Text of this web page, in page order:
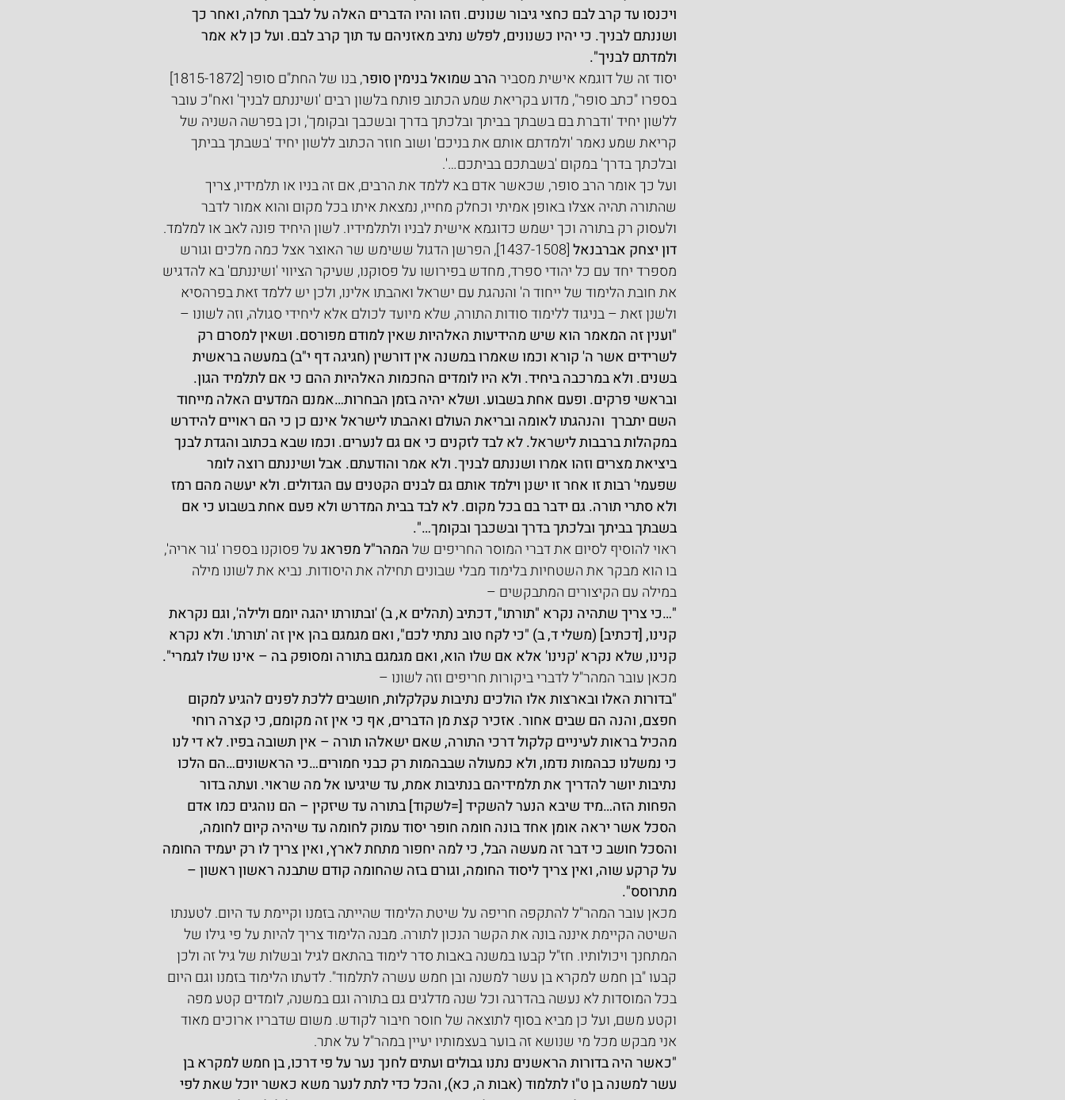
ויכנסו עד קרב לבם כחצי גיבור שנונים. וזהו והיו הדברים האלה על לבבך תחלה, ואחר כך
ושננתם לבניך. כי יהיו כשנונים, לפלש נתיב מאזניהם עד תוך קרב לבם. ועל כן לא אמר
ולמדתם לבניך".
יסוד זה של דוגמא אישית מסביר הרב שמואל בנימין סופר
, בנו של החת"ם סופר [1815-1872]
בספרו "כתב סופר", מדוע בקריאת שמע הכתוב פותח בלשון רבים 'ושיננתם לבניך' ואח"כ עובר
ללשון יחיד 'ודברת בם בשבתך בביתך ובלכתך בדרך ובשכבך ובקומך', וכן בפרשה השניה של
קריאת שמע נאמר 'ולמדתם אותם את בניכם' ושוב חוזר הכתוב ללשון יחיד 'בשבתך בביתך
ובלכתך בדרך' במקום 'בשבתכם בביתכם…'.
ועל כך אומר הרב סופר, שכאשר אדם בא ללמד את הרבים, אם זה בניו או תלמידיו, צריך
שהתורה תהיה אצלו באופן אמיתי וכחלק מחייו, נמצאת איתו בכל מקום והוא אמור לדבר
ולעסוק רק בתורה וכך ישמש כדוגמא אישית לבניו ולתלמידיו. לשון היחיד פונה לאב או למלמד.
דון יצחק אברבנאל
[1437-1508], הפרשן הדגול ששימש שר האוצר אצל כמה מלכים וגורש
מספרד יחד עם כל יהודי ספרד, מחדש בפירושו על פסוקנו, שעיקר הציווי 'ושיננתם' בא להדגיש
את חובת הלימוד של ייחוד ה' והנהגת עם ישראל ואהבתו אלינו, ולכן יש ללמד זאת בפרהסיא
ולשנן זאת – בניגוד ללימוד סודות התורה, שלא מיועד לכולם אלא ליחידי סגולה, וזה לשונו –
"וענין זה המאמר הוא שיש מהידיעות האלהיות שאין למודם מפורסם. ושאין למסרם רק
לשרידים אשר ה' קורא וכמו שאמרו במשנה אין דורשין (חגיגה דף י"ב) במעשה בראשית
בשנים. ולא במרכבה ביחיד. ולא היו לומדים החכמות האלהיות ההם כי אם לתלמיד הגון.
ובראשי פרקים. ופעם אחת בשבוע. ושלא יהיה בזמן הבחרות…אמנם המדעים האלה מייחוד
השם יתברך  והנהגתו לאומה ובריאת העולם ואהבתו לישראל אינם כן כי הם ראויים להידרש
במקהלות ברבבות לישראל. לא לבד לזקנים כי אם גם לנערים. וכמו שבא בכתוב והגדת לבנך
ביציאת מצרים וזהו אמרו ושננתם לבניך. ולא אמר והודעתם. אבל ושיננתם רוצה לומר
שפעמי' רבות זו אחר זו ישנן וילמד אותם גם לבנים הקטנים עם הגדולים. ולא יעשה מהם רמז
ולא סתרי תורה. גם ידבר בם בכל מקום. לא לבד בבית המדרש ולא פעם אחת בשבוע כי אם
בשבתך בביתך ובלכתך בדרך ובשכבך ובקומך…".
ראוי להוסיף לסיום את דברי המוסר החריפים של המהר"ל מפראג על פסוקנו בספרו 'גור אריה',
בו הוא מבקר את השטחיות בלימוד מבלי שבונים תחילה את היסודות. נביא את לשונו מילה
במילה עם הקיצורים המתבקשים –
"…כי צריך שתהיה נקרא "תורתו", דכתיב (תהלים א, ב) 'ובתורתו יהגה יומם ולילה', וגם נקראת
קנינו, [דכתיב] (משלי ד, ב) "כי לקח טוב נתתי לכם", ואם מגמגם בהן אין זה 'תורתו'. ולא נקרא
קנינו, שלא נקרא 'קנינו' אלא אם שלו הוא, ואם מגמגם בתורה ומסופק בה – אינו שלו לגמרי".
מכאן עובר המהר"ל לדברי ביקורות חריפים וזה לשונו –
"בדורות האלו ובארצות אלו הולכים נתיבות עקלקלות, חושבים ללכת לפנים להגיע למקום
חפצם, והנה הם שבים אחור. אזכיר קצת מן הדברים, אף כי אין זה מקומם, כי קצרה רוחי
מהכיל בראות לעיניים קלקול דרכי התורה, שאם ישאלהו תורה – אין תשובה בפיו. לא די לנו
כי נמשלנו כבהמות נדמו, ולא כמעולה שבבהמות רק כבני חמורים…כי הראשונים…הם הלכו
נתיבות יושר להדריך את תלמידיהם בנתיבות אמת, עד שיגיעו אל מה שראוי. ועתה בדור
הפחות הזה…מיד שיבא הנער להשקיד [=לשקוד] בתורה עד שיזקין – הם נוהגים כמו אדם
הסכל אשר יראה אומן אחד בונה חומה חופר יסוד עמוק לחומה עד שיהיה קיום לחומה,
והסכל חושב כי דבר זה מעשה הבל, כי למה יחפור מתחת לארץ, ואין צריך לו רק יעמיד החומה
על קרקע שוה, ואין צריך ליסוד החומה, וגורם בזה שהחומה קודם שתבנה ראשון ראשון –
מתרוסס".
מכאן עובר המהר"ל להתקפה חריפה על שיטת הלימוד שהייתה בזמנו וקיימת עד היום. לטענתו
השיטה הקיימת איננה בונה את הקשר הנכון לתורה. מבנה הלימוד צריך להיות על פי גילו של
המתחנך ויכולותיו. חז"ל קבעו במשנה באבות סדר לימוד בהתאם לגיל ובשלות של גיל זה ולכן
קבעו "בן חמש למקרא בן עשר למשנה ובן חמש עשרה לתלמוד". לדעתו הלימוד בזמנו וגם היום
בכל המוסדות לא נעשה בהדרגה וכל שנה מדלגים גם בתורה וגם במשנה, לומדים קטע מפה
וקטע משם, ועל כן מביא בסוף לתוצאה של חוסר חיבור לקודש. משום שדבריו ארוכים מאוד
אני מבקש מכל מי שנושא זה בוער בעצמותיו יעיין במהר"ל על אתר.
"כאשר היה בדורות הראשנים נתנו גבולים ועתים לחנך נער על פי דרכו, בן חמש למקרא בן
עשר למשנה בן ט"ו לתלמוד (אבות ה, כא), והכל כדי לתת לנער משא כאשר יוכל שאת לפי